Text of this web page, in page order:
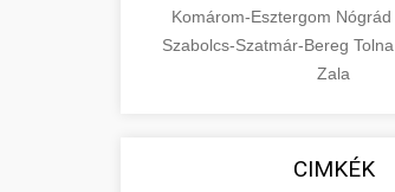
Komárom-Esztergom Nógrád
Szabolcs-Szatmár-Bereg Tolna
Zala
CIMKÉK